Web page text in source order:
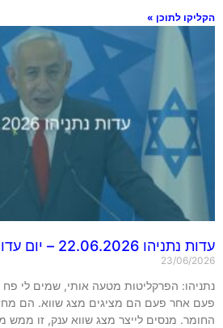
לתוכן »
22.06.2026 – יום עדות מס' 96
23/06/
הפרקליטות מטעה אותי, שמים לי פח
אחר פעם הם מציגים מצג שווא. הם
מנסים לייצר מצג שווא ענק, זו ממש